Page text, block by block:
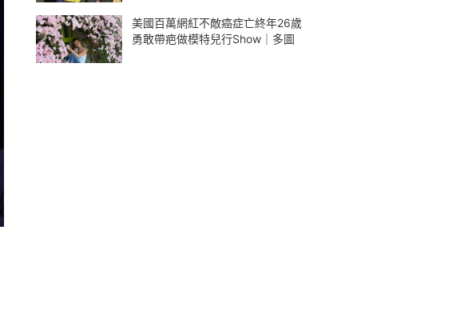
美國百萬網紅不敵癌症亡終年26歲
勇敢帶疤做模特兒行Show｜多圖